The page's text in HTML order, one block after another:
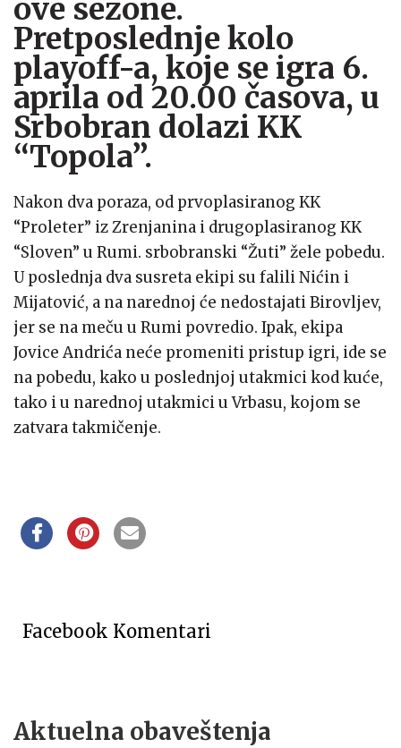
ove sezone.
Pretposlednje kolo
playoff-a, koje se igra 6.
aprila od 20.00 časova, u
Srbobran dolazi KK
“Topola”.
Nakon dva poraza, od prvoplasiranog KK
“Proleter” iz Zrenjanina i drugoplasiranog KK
“Sloven” u Rumi. srbobranski “Žuti” žele pobedu.
U poslednja dva susreta ekipi su falili Nićin i
Mijatović, a na narednoj će nedostajati Birovljev,
jer se na meču u Rumi povredio. Ipak, ekipa
Jovice Andrića neće promeniti pristup igri, ide se
na pobedu, kako u poslednjoj utakmici kod kuće,
tako i u narednoj utakmici u Vrbasu, kojom se
zatvara takmičenje.
Facebook Komentari
Aktuelna obaveštenja